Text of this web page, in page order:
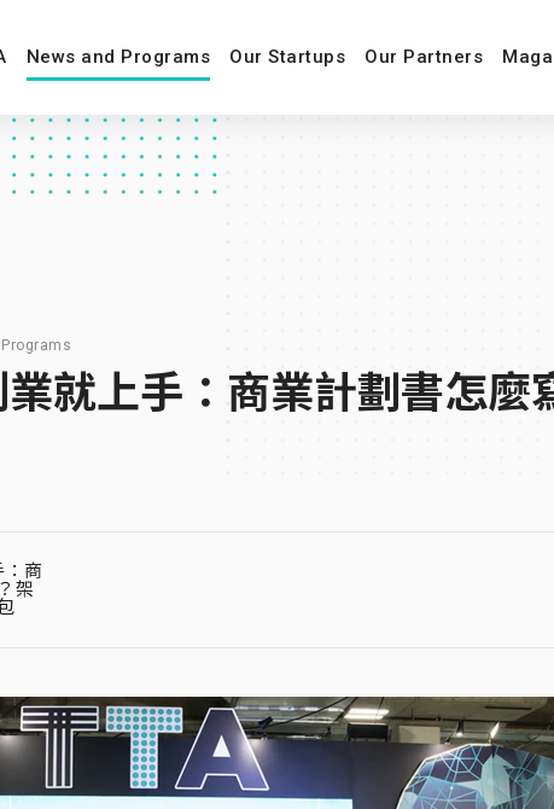
News and Programs Our Startups Our Partners
Programs
就上手：商業計劃書怎麼
：商
架